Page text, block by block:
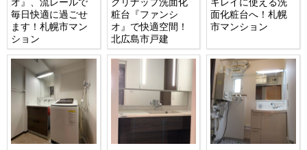
毎日快適に過ごせ
ます！札幌市マン
ション
粧台『ファンシ
オ』で快適空間！
北広島市戸建
面化粧台へ！札幌
市マンション